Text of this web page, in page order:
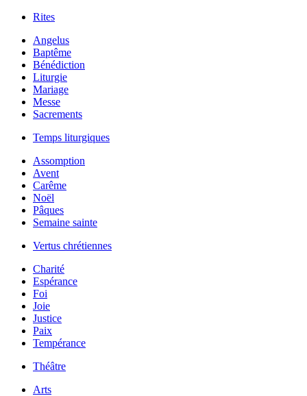
Rites
Angelus
Baptême
Bénédiction
Liturgie
Mariage
Messe
Sacrements
Temps liturgiques
Assomption
Avent
Carême
Noël
Pâques
Semaine sainte
Vertus chrétiennes
Charité
Espérance
Foi
Joie
Justice
Paix
Tempérance
Théâtre
Arts